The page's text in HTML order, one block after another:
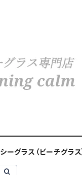
シーグラス（ビーチグラス